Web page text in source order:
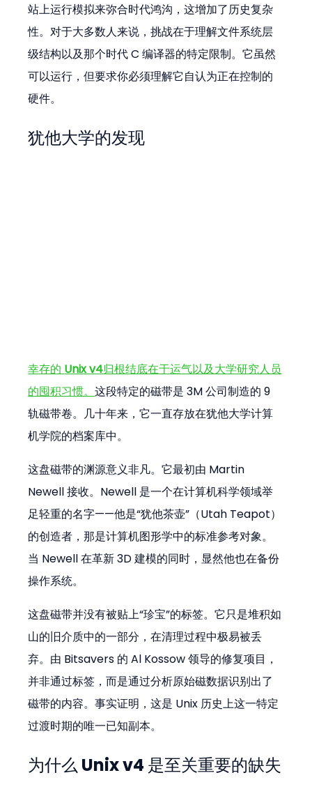
站上运行模拟来弥合时代鸿沟，这增加了历史复杂
性。对于大多数人来说，挑战在于理解文件系统层
级结构以及那个时代 C 编译器的特定限制。它虽然
可以运行，但要求你必须理解它自认为正在控制的
硬件。
犹他大学的发现
幸存的 Unix v4归根结底在于运气以及大学研究人员
的囤积习惯。这段特定的磁带是 3M 公司制造的 9
轨磁带卷。几十年来，它一直存放在犹他大学计算
机学院的档案库中。
这盘磁带的渊源意义非凡。它最初由 Martin
Newell 接收。Newell 是一个在计算机科学领域举
足轻重的名字——他是“犹他茶壶”（Utah Teapot）
的创造者，那是计算机图形学中的标准参考对象。
当 Newell 在革新 3D 建模的同时，显然他也在备份
操作系统。
这盘磁带并没有被贴上“珍宝”的标签。它只是堆积如
山的旧介质中的一部分，在清理过程中极易被丢
弃。由 Bitsavers 的 Al Kossow 领导的修复项目，
并非通过标签，而是通过分析原始磁数据识别出了
磁带的内容。事实证明，这是 Unix 历史上这一特定
过渡时期的唯一已知副本。
为什么 Unix v4 是至关重要的缺失